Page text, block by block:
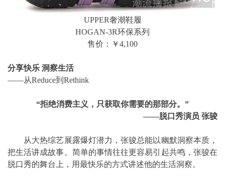
UPPER奢潮鞋履
HOGAN-3R环保系列
售价：￥4,100
分享快乐 洞察生活
——从Reduce到Rethink
“拒绝消费主义，只获取你需要的那部分。”
——脱口秀演员 张骏
从大热综艺展露爆灯潜力，张骏总能以幽默洞察本质，
把生活讲成故事。简单的事情往往更容易引起共鸣，张骏在
脱口秀的舞台上，用最快乐的方式讲述他的生活洞察。